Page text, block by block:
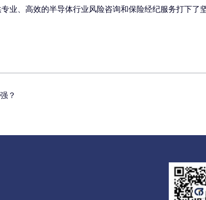
业、高效的半导体行业风险咨询和保险经纪服务打下了
？